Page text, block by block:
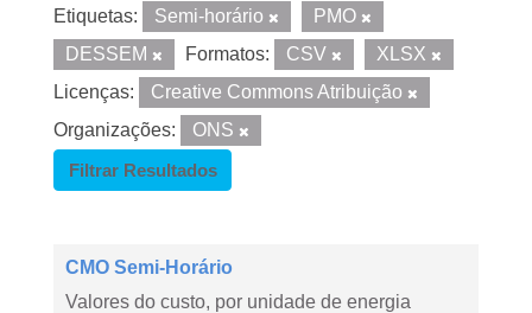
Etiquetas: Semi-horário
PMO
DESSEM
Formatos: CSV
XLSX
Licenças:
Creative Commons Atribuição
Organizações:
ONS
Filtrar Resultados
CMO Semi-Horário
Valores do custo, por unidade de energia